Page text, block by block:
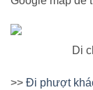
Di
>> Đi phượt